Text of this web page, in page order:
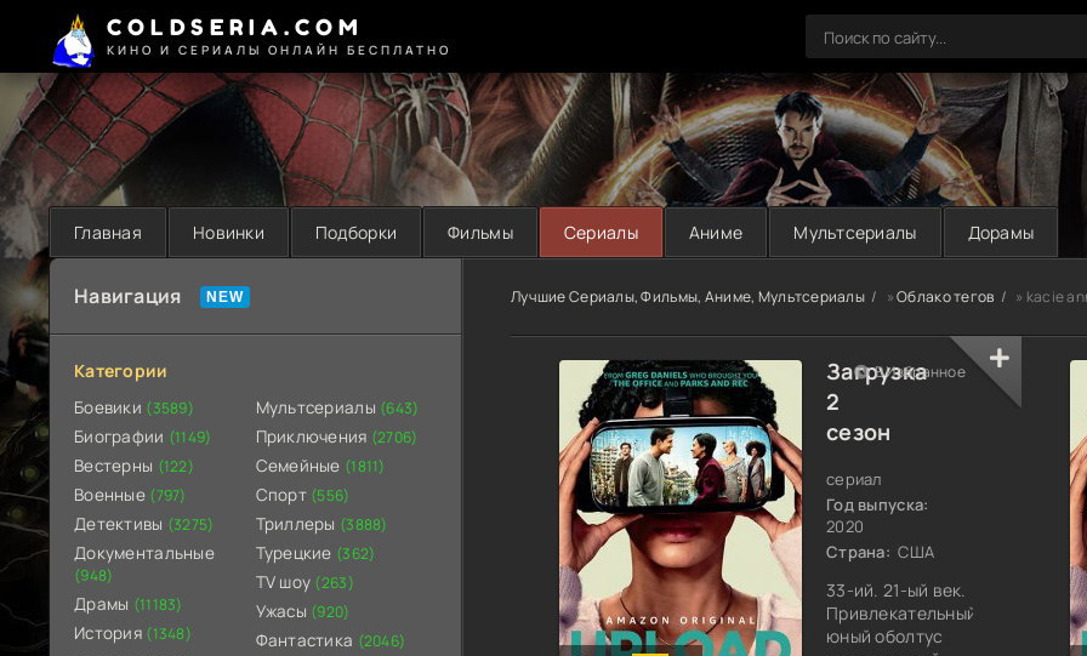
COLDSERIA.COM
КИНО И СЕРИАЛЫ ОНЛАЙН БЕСПЛАТНО
Главная Новинки Подборки Фильмы Сериалы Аниме Мультсериалы Дорамы
Навигация
Категории
Боевики (3589)
Биографии (1149)
Вестерны (122)
Военные (797)
Детективы (3275)
Документальные
(948)
Драмы (11183)
История (1348)
Мультсериалы (643)
Приключения (2706)
Семейные (1811)
Спорт (556)
Триллеры (3888)
Турецкие (362)
TV шоу (263)
Ужасы (920)
Фантастика (2046)
Лучшие Сериалы, Фильмы, Аниме, Мультсериалы »Облако тегов » kacie
Загрузка
2
сезон
сериал
Год выпуска:
2020
Страна: США
33-ий. 21-ый век.
Привлекательный
юный оболтус
В Избранное